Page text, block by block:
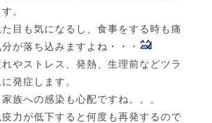
。
目も気になるし、食事をする時も痛
が落ち込みますよね・・・
やストレス、発熱、生理前などツラ
発症します。
族への感染も心配ですね。。。
力が低下すると何度も再発するので